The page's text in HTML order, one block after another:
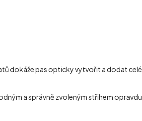
dokáže pas opticky vytvořit a dodat celé
a správně zvoleným střihem opravdu